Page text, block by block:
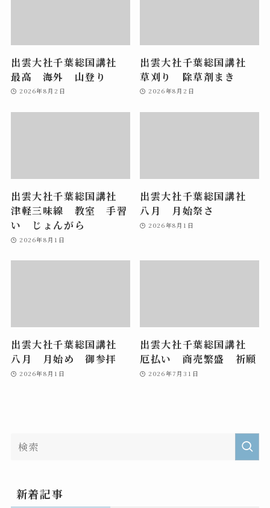
出雲大社千葉総国講社
最高 海外 山登り
2026年8月2日
出雲大社千葉総国講社
草刈り 除草剤まき
2026年8月2日
出雲大社千葉総国講社
津軽三味線 教室 手習
い じょんがら
2026年8月1日
出雲大社千葉総国講社
八月 月始祭さ
2026年8月1日
出雲大社千葉総国講社
八月 月始め 御参拝
2026年8月1日
出雲大社千葉総国講社
厄払い 商売繁盛 祈願
2026年7月31日
新着記事